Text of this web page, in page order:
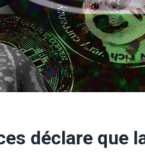
déclare que